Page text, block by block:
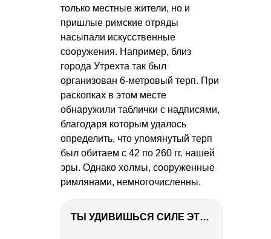
только местные жители, но и
пришлые римские отряды
насыпали искусственные
сооружения. Например, близ
города Утрехта так был
организован 6-метровый терп. При
раскопках в этом месте
обнаружили таблички с надписями,
благодаря которым удалось
определить, что упомянутый терп
был обитаем с 42 по 260 гг. нашей
эры. Однако холмы, сооруженные
римлянами, немногочисленны.
ТЫ УДИВИШЬСЯ СИЛЕ ЭТО ЧЕЛОВЕКА! Блог о нашей поездке в Вышний Волочек